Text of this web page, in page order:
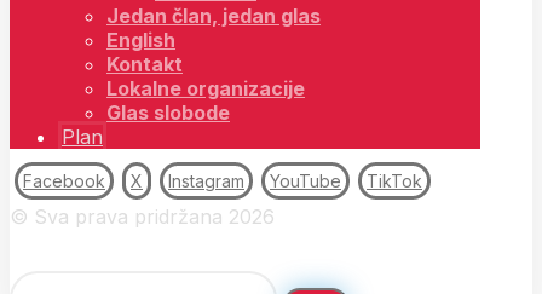
Jedan član, jedan glas
English
Kontakt
Lokalne organizacije
Glas slobode
Plan
Facebook X Instagram YouTube TikTok
© Sva prava pridržana 2026